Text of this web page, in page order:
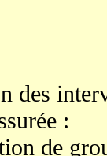
des
:
de